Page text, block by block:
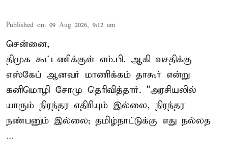
Published on: 09 Aug 2026, 9:12 am
சென்னை,
திமுக கூட்டணிக்குள் எம்.பி. ஆகி வசதிக்கு
எஸ்கேப் ஆனவர் மாணிக்கம் தாகூர் என்று
கனிமொழி சோமு தெரிவித்தார். "அரசியலில்
யாரும் நிரந்தர எதிரியும் இல்லை, நிரந்தர
நண்பனும் இல்லை; தமிழ்நாட்டுக்கு எது நல்லத
...